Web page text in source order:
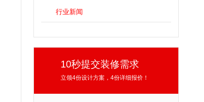
行业新闻
10秒提交装修需求
立领4份设计方案，4份详细报价！